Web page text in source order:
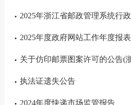
2025年度政府网站工作年度报表
执法证遗失公告
2024年度快递市场监管报告